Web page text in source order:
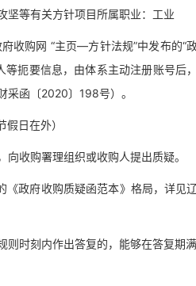
等有关方针项目所属职业：工业
购网 “主页—方针法规”中发布的“
扼要信息，由体系主动注册账号后
采函〔2020〕198号）。
日在外）
收购署理组织或收购人提出质疑。
政府收购质疑函范本》格局，详见
时刻内作出答复的，能够在答复期